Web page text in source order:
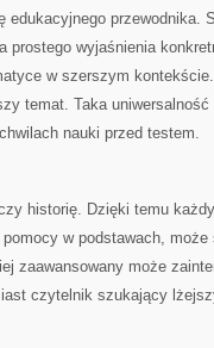
edukacyjnego przewodnika.
prostego wyjaśnienia
w szerszym
temat. Taka
nauki przed testem.
historię. Dzięki temu
w podstawach, może
zaawansowany może
czytelnik szukający